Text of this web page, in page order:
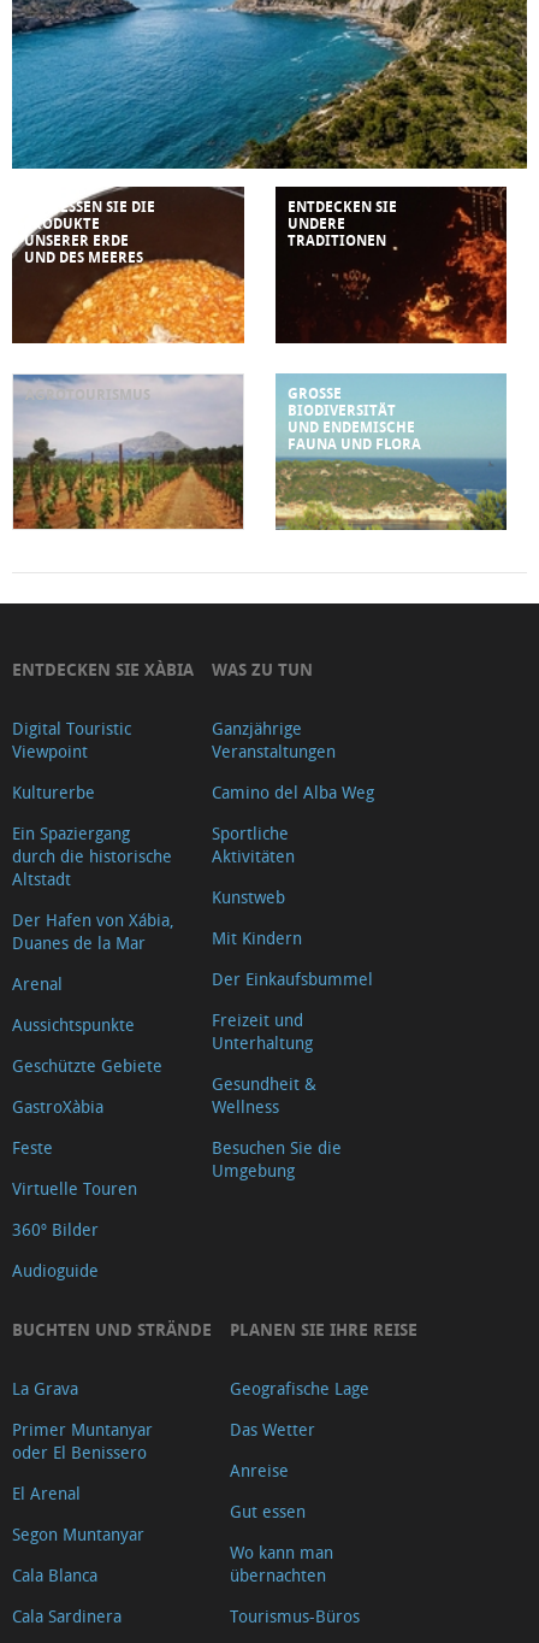
GENIESSEN SIE DIE
PRODUKTE
UNSERER ERDE
UND DES MEERES
ENTDECKEN SIE
UNDERE
TRADITIONEN
AGROTOURISMUS
GROSSE
BIODIVERSITÄT
UND ENDEMISCHE
FAUNA UND FLORA
ENTDECKEN SIE XÀBIA
Digital Touristic
Viewpoint
Kulturerbe
Ein Spaziergang
durch die historische
Altstadt
Der Hafen von Xábia,
Duanes de la Mar
Arenal
Aussichtspunkte
Geschützte Gebiete
GastroXàbia
Feste
Virtuelle Touren
360º Bilder
Audioguide
WAS ZU TUN
Ganzjährige
Veranstaltungen
Camino del Alba Weg
Sportliche
Aktivitäten
Kunstweb
Mit Kindern
Der Einkaufsbummel
Freizeit und
Unterhaltung
Gesundheit &
Wellness
Besuchen Sie die
Umgebung
BUCHTEN UND STRÄNDE
La Grava
Primer Muntanyar
oder El Benissero
El Arenal
Segon Muntanyar
Cala Blanca
Cala Sardinera
PLANEN SIE IHRE REISE
Geografische Lage
Das Wetter
Anreise
Gut essen
Wo kann man
übernachten
Tourismus-Büros